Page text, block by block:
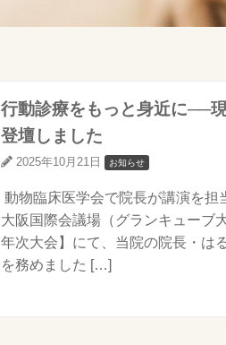
行動診療をもっと身近に──
登壇しました
2025年10月21日 お知らせ
動物臨床医学会で院長が講演を担
大阪国際会議場（グランキューブ
年次大会】にて、当院の院長・は
を務めました […]